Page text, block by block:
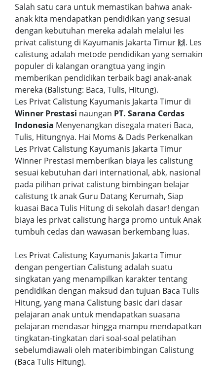
Salah satu cara untuk memastikan bahwa anak-
anak kita mendapatkan pendidikan yang sesuai
dengan kebutuhan mereka adalah melalui les
privat calistung di Kayumanis Jakarta Timur 🙌. Les
calistung adalah metode pendidikan yang semakin
populer di kalangan orangtua yang ingin
memberikan pendidikan terbaik bagi anak-anak
mereka (Balistung: Baca, Tulis, Hitung).
Les Privat Calistung Kayumanis Jakarta Timur di
Winner Prestasi naungan PT. Sarana Cerdas
Indonesia Menyenangkan disegala materi Baca,
Tulis, Hitungnya. Hai Moms & Dads Perkenalkan
Les Privat Calistung Kayumanis Jakarta Timur
Winner Prestasi memberikan biaya les calistung
sesuai kebutuhan dari international, abk, nasional
pada pilihan privat calistung bimbingan belajar
calistung tk anak Guru Datang Kerumah, Siap
kuasai Baca Tulis Hitung di sekolah dasar! dengan
biaya les privat calistung harga promo untuk Anak
tumbuh cedas dan wawasan berkembang luas.
Les Privat Calistung Kayumanis Jakarta Timur
dengan pengertian Calistung adalah suatu
singkatan yang menampilkan karakter tentang
pendidikan dengan maksud dan tujuan Baca Tulis
Hitung, yang mana Calistung basic dari dasar
pelajaran anak untuk mendapatkan suasana
pelajaran mendasar hingga mampu mendapatkan
tingkatan-tingkatan dari soal-soal pelatihan
sebelumdiawali oleh materibimbingan Calistung
(Baca Tulis Hitung).